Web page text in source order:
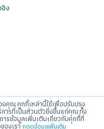
คุณ คุกกี้เหล่านี้ใช้เพื่อปรับปรุง
ารที่เป็นส่วนตัวยิ่งขึ้นแก่คุณ ทั้ง
รข้อมูลเพิ่มเติมเกี่ยวกับคุกกี้ที่
องเรากดดูข้อมูลเพิ่มเติม
ง
ง เขตสะพานสูง